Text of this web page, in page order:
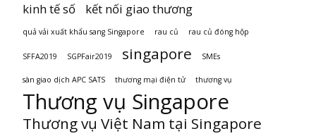
kinh tế số kết nối giao thương
quả vải xuất khẩu sang Singapore rau củ rau củ đóng hộp
SFFA2019 SGPFair2019 singapore SMEs
sàn giao dịch APC SATS thương mại điện tử thương vụ
Thương vụ Singapore
Thương vụ Việt Nam tại Singapore